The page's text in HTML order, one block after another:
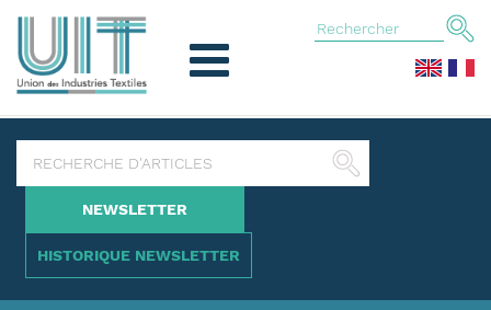
NEWSLETTER
HISTORIQUE NEWSLETTER